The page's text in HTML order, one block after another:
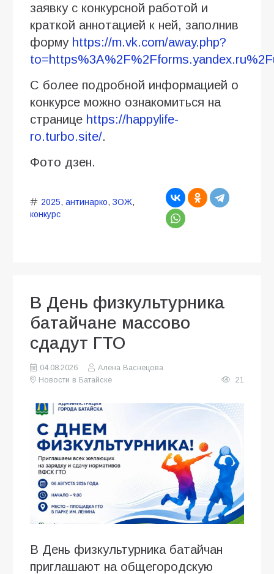
заявку с конкурсной работой и
краткой аннотацией к ней, заполнив
форму https://m.vk.com/away.php?
С более подробной информацией о
конкурсе можно ознакомиться на
странице https://happylife-
ro.turbo.site/.
Фото дзен.
2025, антинарко, ЗОЖ,
конкурс
В День физкультурника
батайчане массово
сдадут ГТО
04.08.2026
Алена Васнецова
Новости в Батайске
21
В День физкультурника батайчан
приглашают на общегородскую